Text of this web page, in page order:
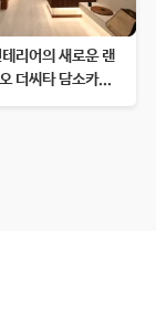
리어의 새로운 랜
더씨타 담소카...